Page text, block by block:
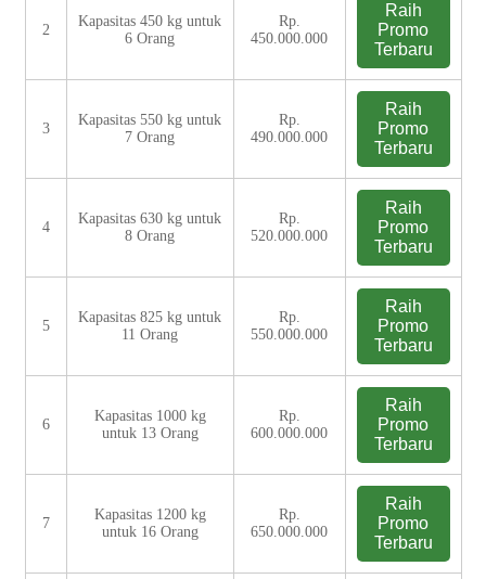
2
Kapasitas 450 kg untuk
6 Orang
Rp.
450.000.000
Raih
Promo
Terbaru
3
Kapasitas 550 kg untuk
7 Orang
Rp.
490.000.000
Raih
Promo
Terbaru
4
Kapasitas 630 kg untuk
8 Orang
Rp.
520.000.000
Raih
Promo
Terbaru
5
Kapasitas 825 kg untuk
11 Orang
Rp.
550.000.000
Raih
Promo
Terbaru
6
Kapasitas 1000 kg
untuk 13 Orang
Rp.
600.000.000
Raih
Promo
Terbaru
7
Kapasitas 1200 kg
untuk 16 Orang
Rp.
650.000.000
Raih
Promo
Terbaru